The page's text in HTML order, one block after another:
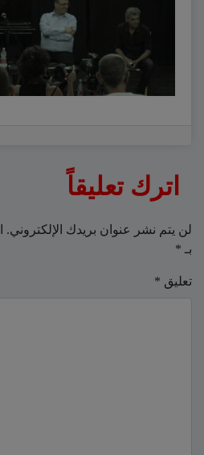
اترك تعليقاً
لن يتم نشر عنوان بريدك الإلكتروني.
بـ *
تعليق *